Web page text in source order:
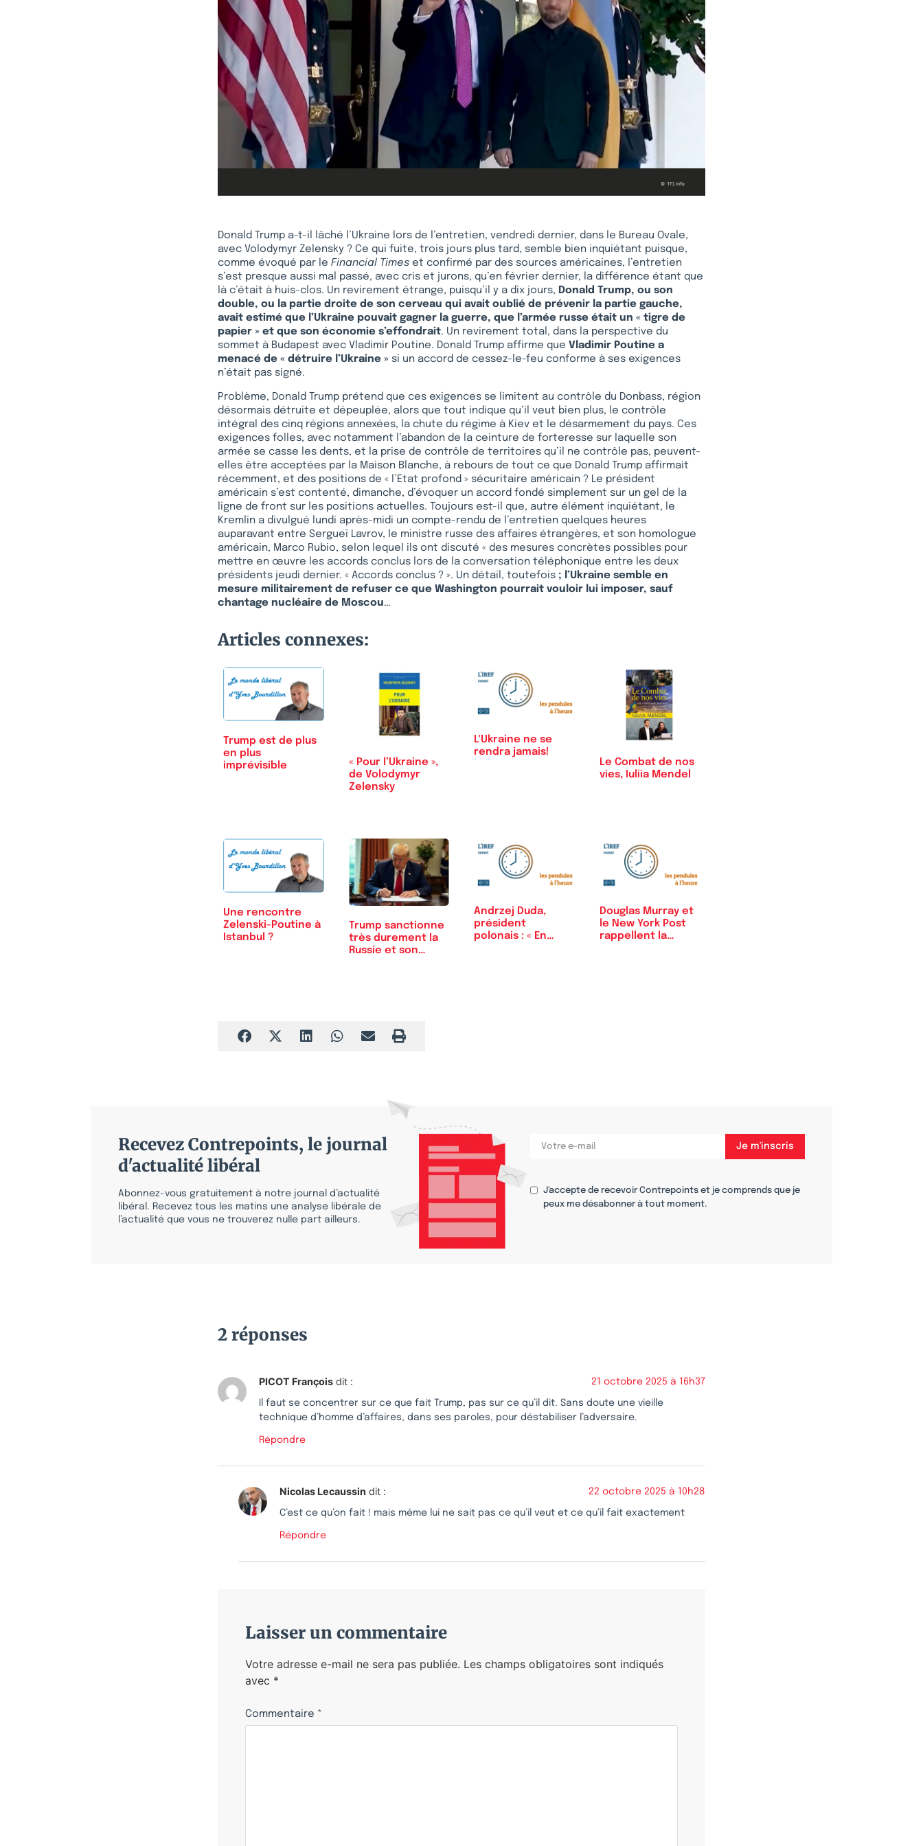
Donald Trump a-t-il lâché l’Ukraine lors de l’entretien, vendredi dernier, dans le Bureau Ovale,
avec Volodymyr Zelensky ? Ce qui fuite, trois jours plus tard, semble bien inquiétant puisque,
comme évoqué par le Financial Times et confirmé par des sources américaines, l’entretien
s’est presque aussi mal passé, avec cris et jurons, qu’en février dernier, la différence étant que
là c’était à huis-clos. Un revirement étrange, puisqu’il y a dix jours, Donald Trump, ou son
double, ou la partie droite de son cerveau qui avait oublié de prévenir la partie gauche,
avait estimé que l’Ukraine pouvait gagner la guerre, que l’armée russe était un « tigre de
papier » et que son économie s’effondrait. Un revirement total, dans la perspective du
sommet à Budapest avec Vladimir Poutine. Donald Trump affirme que Vladimir Poutine a
menacé de « détruire l’Ukraine » si un accord de cessez-le-feu conforme à ses exigences
n’était pas signé.
Problème, Donald Trump prétend que ces exigences se limitent au contrôle du Donbass, région
désormais détruite et dépeuplée, alors que tout indique qu’il veut bien plus, le contrôle
intégral des cinq régions annexées, la chute du régime à Kiev et le désarmement du pays. Ces
exigences folles, avec notamment l’abandon de la ceinture de forteresse sur laquelle son
armée se casse les dents, et la prise de contrôle de territoires qu’il ne contrôle pas, peuvent-
elles être acceptées par la Maison Blanche, à rebours de tout ce que Donald Trump affirmait
récemment, et des positions de « l’Etat profond » sécuritaire américain ? Le président
américain s’est contenté, dimanche, d’évoquer un accord fondé simplement sur un gel de la
ligne de front sur les positions actuelles. Toujours est-il que, autre élément inquiétant, le
Kremlin a divulgué lundi après-midi un compte-rendu de l’entretien quelques heures
auparavant entre Sergueï Lavrov, le ministre russe des affaires étrangères, et son homologue
américain, Marco Rubio, selon lequel ils ont discuté « des mesures concrètes possibles pour
mettre en œuvre les accords conclus lors de la conversation téléphonique entre les deux
présidents jeudi dernier. « Accords conclus ? ». Un détail, toutefois ; l’Ukraine semble en
mesure militairement de refuser ce que Washington pourrait vouloir lui imposer, sauf
chantage nucléaire de Moscou…
Articles connexes:
Trump est de plus
en plus
imprévisible
« Pour l’Ukraine »,
de Volodymyr
Zelensky
L'Ukraine ne se
rendra jamais!
Le Combat de nos
vies, Iuliia Mendel
Une rencontre
Zelenski-Poutine à
Istanbul ?
Trump sanctionne
très durement la
Russie et son
Andrzej Duda,
président
polonais : « En
Douglas Murray et
le New York Post
rappellent la…
Recevez Contrepoints, le journal
d'actualité libéral
Abonnez-vous gratuitement à notre journal d’actualité
libéral. Recevez tous les matins une analyse libérale de
l’actualité que vous ne trouverez nulle part ailleurs.
J'accepte de recevoir Contrepoints et je comprends que je
peux me désabonner à tout moment.
2 réponses
PICOT François dit : 21 octobre 2025 à 16h37
Il faut se concentrer sur ce que fait Trump, pas sur ce qu’il dit. Sans doute une vieille
technique d’homme d’affaires, dans ses paroles, pour déstabiliser l’adversaire.
Répondre
Nicolas Lecaussin dit : 22 octobre 2025 à 10h28
C’est ce qu’on fait ! mais même lui ne sait pas ce qu’il veut et ce qu’il fait exactement
Répondre
Laisser un commentaire
Votre adresse e-mail ne sera pas publiée. Les champs obligatoires sont indiqués
avec *
Commentaire *